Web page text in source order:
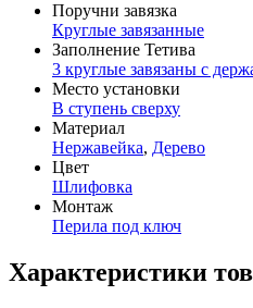
Поручни завязка
Круглые завязанные
Заполнение Тетива
3 круглые завязаны с
Место установки
В ступень сверху
Материал
Нержавейка, Дерево
Цвет
Шлифовка
Монтаж
Перила под ключ
Характеристики